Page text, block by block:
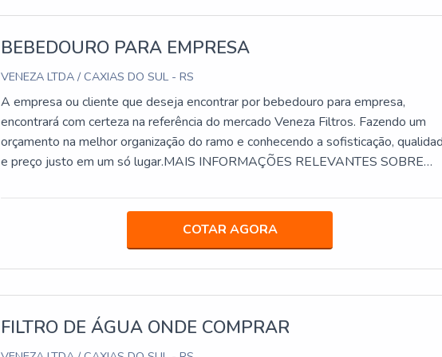
BEBEDOURO PARA EMPRESA
VENEZA LTDA / CAXIAS DO SUL - RS
A empresa ou cliente que deseja encontrar por bebedouro para empresa,
encontrará com certeza na referência do mercado Veneza Filtros. Fazendo um
orçamento na melhor organização do ramo e conhecendo a sofisticação,
e preço justo em um só lugar.MAIS INFORMAÇÕES RELEVANTES SOBRE
em uma empresa ágil, chega até a Veneza Filtros. É possível encontrar
de água IBBL FR600 Speciale e refil filtro carbon block, focando em tecnologia e
ficam de fora no planejamento de empresas que visam apenas o lucro,
desejar nos outros fatores.É importante lembrar que o produto deve sempre ser
COTAR AGORA
FILTRO DE ÁGUA ONDE COMPRAR